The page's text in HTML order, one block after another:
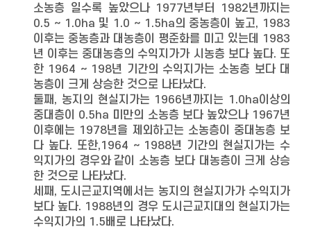
소농층 일수록 높았으나 1977년부터 1982년까지는
0.5 ∼ 1.0ha 및 1.0 ∼ 1.5ha의 중농층이 높고, 1983
이후는 중농층과 대농층이 평준화를 미고 있는데 1983
년 이후는 중대농층의 수익지가가 시농층 보다 높다. 또
한 1964 ∼ 198년 기간의 수익지가는 소농층 보다 대
농층이 크게 상승한 것으로 나타났다.
둘째, 농지의 현실지가는 1966년까지는 1.0ha이상의
중대층이 0.5ha 미만의 소농층 보다 높았으나 1967년
이후에는 1978년을 제외하고는 소농층이 중대농층 보
다 높다. 또한,1964 ∼ 1988년 기간의 현실지가는 수
익지가의 경우와 같이 소농층 보다 대농층이 크게 상승
한 것으로 나타났다.
세째, 도시근교지역에서는 농지의 현실지가가 수익지가
보다 높다. 1988년의 경우 도시근교지대의 현실지가는
수익지가의 1.5배로 나타났다.